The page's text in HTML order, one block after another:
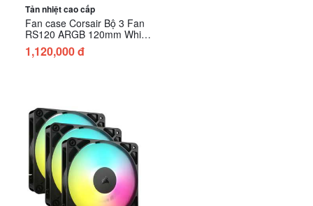
Tản nhiệt cao cấp
Fan case Corsair Bộ 3 Fan
RS120 ARGB 120mm White
CO-9050185-WW
1,120,000 đ